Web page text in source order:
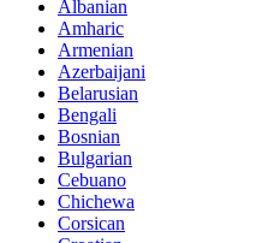
Albanian
Amharic
Armenian
Azerbaijani
Belarusian
Bengali
Bosnian
Bulgarian
Cebuano
Chichewa
Corsican